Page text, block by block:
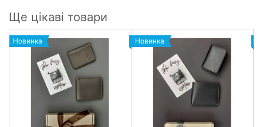
Ще цікаві товари
Новинка Новинка